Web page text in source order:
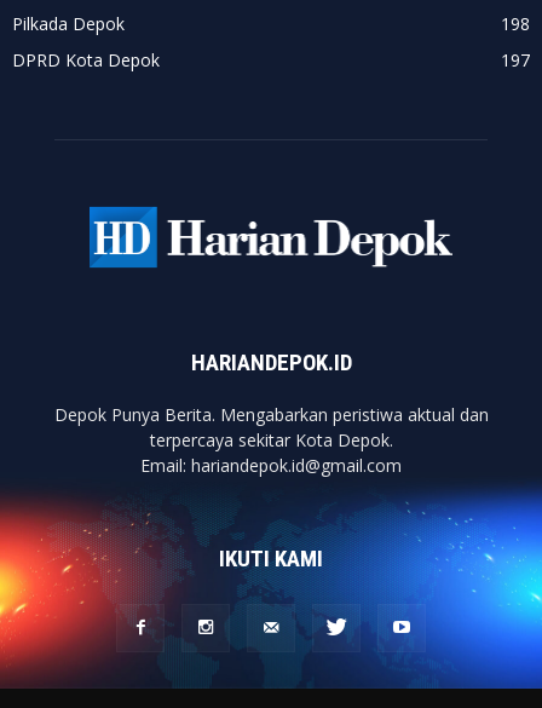
Pilkada Depok
198
DPRD Kota Depok
197
HARIANDEPOK.ID
Depok Punya Berita. Mengabarkan peristiwa aktual dan
terpercaya sekitar Kota Depok.
Email: hariandepok.id@gmail.com
IKUTI KAMI